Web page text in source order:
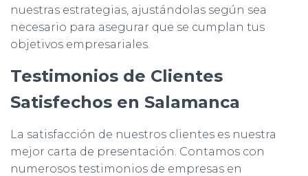
nuestras estrategias, ajustándolas según sea
necesario para asegurar que se cumplan tus
objetivos empresariales.
Testimonios de Clientes
Satisfechos en Salamanca
La satisfacción de nuestros clientes es nuestra
mejor carta de presentación. Contamos con
numerosos testimonios de empresas en